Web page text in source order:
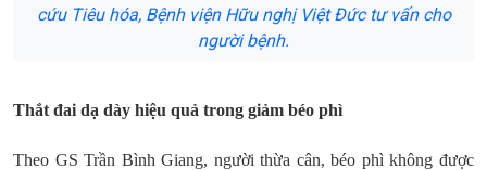
cứu Tiêu hóa, Bệnh viện Hữu nghị Việt Đức tư vấn cho
người bệnh.
Thắt đai dạ dày hiệu quả trong giảm béo phì
Theo GS Trần Bình Giang, người thừa cân, béo phì không được